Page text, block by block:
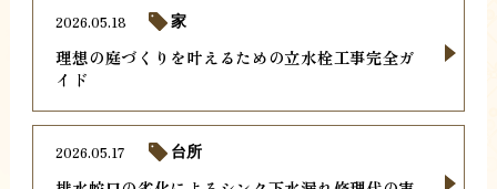
理想の庭づくりを叶えるための立水栓工事完全ガ
イド
2026.05.18 家
2026.05.17 台所